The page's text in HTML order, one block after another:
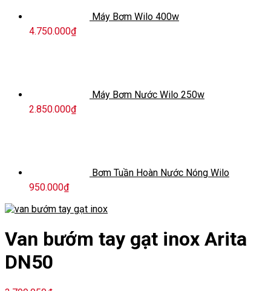
Máy Bơm Wilo 400w
4.750.000₫
Máy Bơm Nước Wilo 250w
2.850.000₫
Bơm Tuần Hoàn Nước Nóng Wilo
950.000₫
Van bướm tay gạt inox Arita
DN50